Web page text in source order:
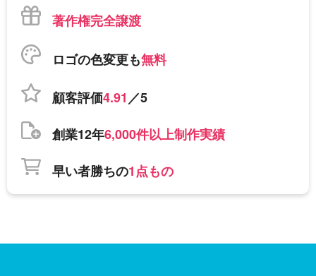
著作権完全譲渡
ロゴの色変更も無料
顧客評価4.91／5
創業12年6,000件以上制作実績
早い者勝ちの1点もの